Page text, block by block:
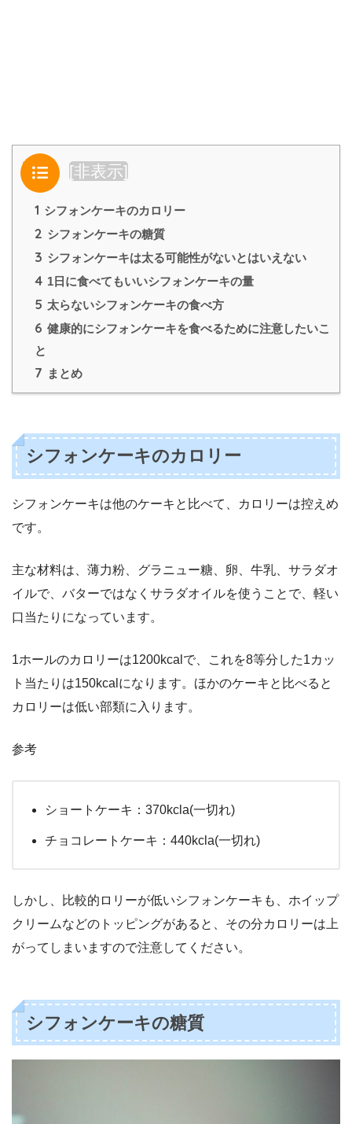
目次 [非表示]
1 シフォンケーキのカロリー
2 シフォンケーキの糖質
3 シフォンケーキは太る可能性がないとはいえない
4 1日に食べてもいいシフォンケーキの量
5 太らないシフォンケーキの食べ方
6 健康的にシフォンケーキを食べるために注意したいこ
と
7 まとめ
シフォンケーキのカロリー
シフォンケーキは他のケーキと比べて、カロリーは控えめ
です。
主な材料は、薄力粉、グラニュー糖、卵、牛乳、サラダオ
イルで、バターではなくサラダオイルを使うことで、軽い
口当たりになっています。
1ホールのカロリーは1200kcalで、これを8等分した1カッ
ト当たりは150kcalになります。ほかのケーキと比べると
カロリーは低い部類に入ります。
参考
ショートケーキ：370kcla(一切れ)
チョコレートケーキ：440kcla(一切れ)
しかし、比較的ロリーが低いシフォンケーキも、ホイップ
クリームなどのトッピングがあると、その分カロリーは上
がってしまいますので注意してください。
シフォンケーキの糖質